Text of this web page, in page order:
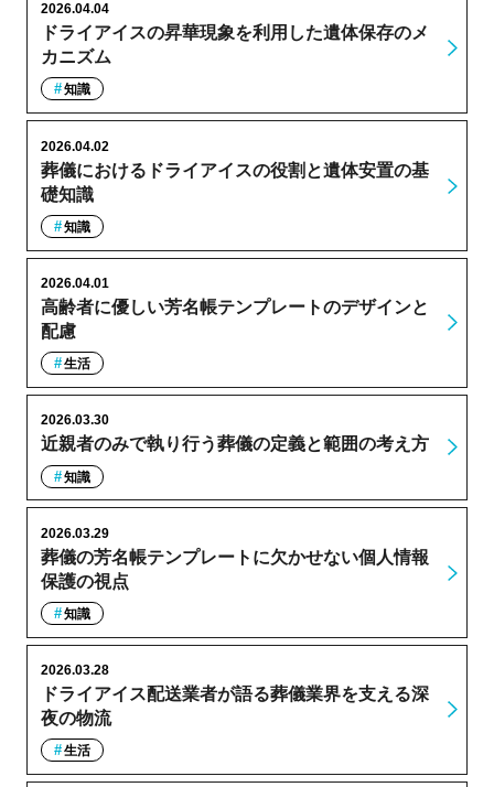
ドライアイスの昇華現象を利用した遺体保存のメ
カニズム
2026.04.04
知識
葬儀におけるドライアイスの役割と遺体安置の基
礎知識
2026.04.02
知識
高齢者に優しい芳名帳テンプレートのデザインと
配慮
2026.04.01
生活
近親者のみで執り行う葬儀の定義と範囲の考え方
2026.03.30
知識
葬儀の芳名帳テンプレートに欠かせない個人情報
保護の視点
2026.03.29
知識
ドライアイス配送業者が語る葬儀業界を支える深
夜の物流
2026.03.28
生活